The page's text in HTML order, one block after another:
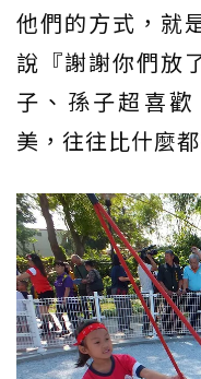
他們的方式，就
說『謝謝你們放
子、孫子超喜
美，往往比什麼都